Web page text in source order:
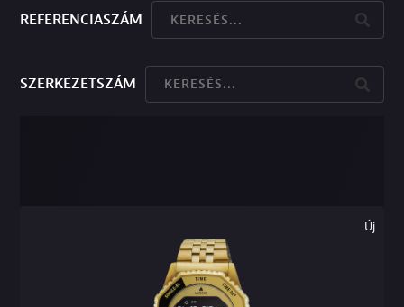
REFERENCIASZÁM
SZERKEZETSZÁM
Új